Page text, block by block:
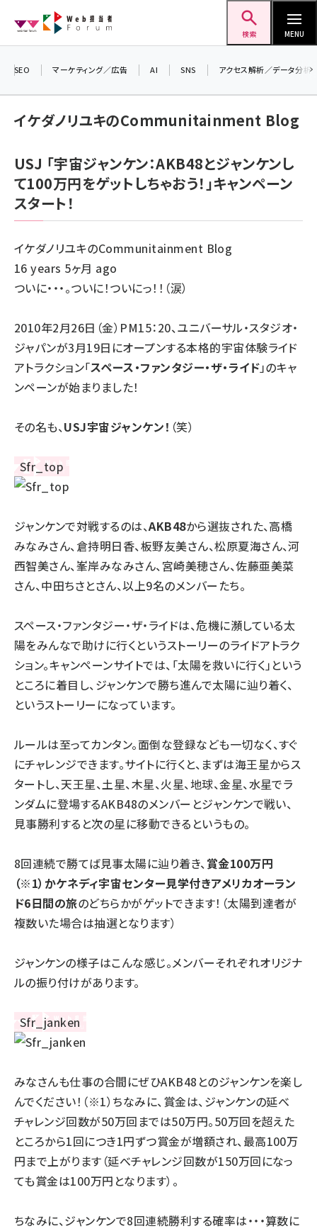
ン
検索 MENU
seo (3532)
ai (2814)
youtube (2441)
セミナー (2310)
z世代 (1623)
llmo (1167)
SEO マーケティング／広告 AI SNS アクセス解析／データ分析
イケダノリユキのCommunitainment Blog
USJ 「宇宙ジャンケン：AKB48とジャンケンし
て100万円をゲットしちゃおう！」キャンペーン
スタート！
イケダノリユキのCommunitainment Blog
16 years 5ヶ月 ago
ついに・・・。ついに！ついにっ！！（涙）
2010年2月26日（金）PM15：20、ユニバーサル・スタジオ・
ジャパンが3月19日にオープンする本格的宇宙体験ライド
アトラクション「スペース・ファンタジー・ザ・ライド」のキャ
ンペーンが始まりました！
その名も、USJ宇宙ジャンケン！ （笑）
ジャンケンで対戦するのは、AKB48から選抜された、高橋
みなみさん、倉持明日香、板野友美さん、松原夏海さん、河
西智美さん、峯岸みなみさん、宮崎美穂さん、佐藤亜美菜
さん、中田ちさとさん、以上9名のメンバーたち。
スペース・ファンタジー・ザ・ライドは、危機に瀕している太
陽をみんなで助けに行くというストーリーのライドアトラク
ション。キャンペーンサイトでは、「太陽を救いに行く」という
ところに着目し、ジャンケンで勝ち進んで太陽に辿り着く、
というストーリーになっています。
ルールは至ってカンタン。面倒な登録なども一切なく、すぐ
にチャレンジできます。サイトに行くと、まずは海王星からス
タートし、天王星、土星、木星、火星、地球、金星、水星でラ
ンダムに登場するAKB48のメンバーとジャンケンで戦い、
見事勝利すると次の星に移動できるというもの。
8回連続で勝てば見事太陽に辿り着き、賞金100万円
（※1）かケネディ宇宙センター見学付きアメリカオーラン
ド6日間の旅のどちらかがゲットできます！（太陽到達者が
複数いた場合は抽選となります）
ジャンケンの様子はこんな感じ。メンバーそれぞれオリジナ
ルの振り付けがあります。
みなさんも仕事の合間にぜひAKB48とのジャンケンを楽し
んでください！（※1）ちなみに、賞金は、ジャンケンの延べ
チャレンジ回数が50万回までは50万円。50万回を超えた
ところから1回につき1円ずつ賞金が増額され、最高100万
円まで上がります（延べチャレンジ回数が150万回になっ
ても賞金は100万円となります）。
ちなみに、ジャンケンで8回連続勝利する確率は・・・算数に
＼ 8月27日開催、申し込み受付中！ ／
生成AIをマーケティング等に活用するための考え方を
べるセミナーイベント「生成AI × マーケティング フォー
ラム 2026」開催！